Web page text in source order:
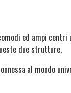
ed ampi
due strutture.
al mondo